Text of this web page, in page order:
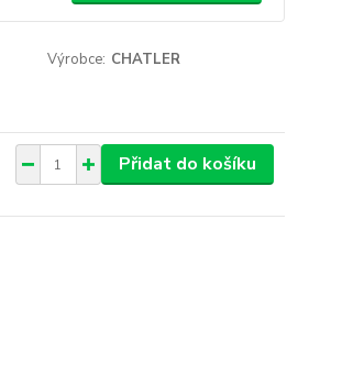
Výrobce: CHATLER
Přidat do košíku